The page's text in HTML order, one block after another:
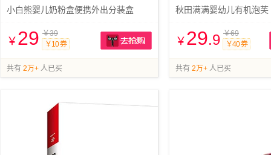
小白熊婴儿奶粉盒便携外出分装盒
￥ 29 ￥39
￥10 券
共有 2万+ 人已买
秋田满满婴幼儿有机泡芙
￥ 29.9 ￥69
￥40 券
共有 2万+ 人已买